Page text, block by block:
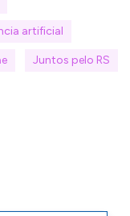
artificial
Juntos pelo RS